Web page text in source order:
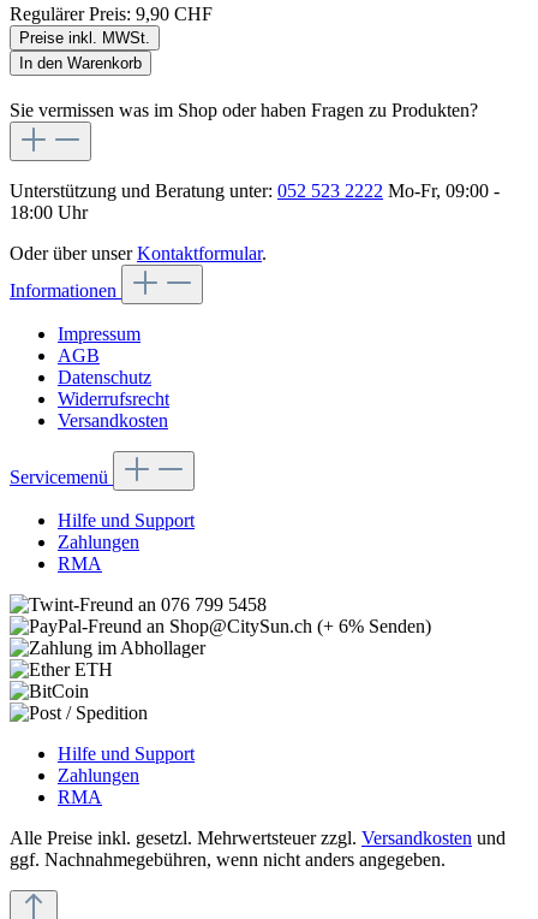
Regulärer Preis: 9,90 CHF
Preise inkl. MWSt.
In den Warenkorb
Sie vermissen was im Shop oder haben Fragen zu Produkten?
Unterstützung und Beratung unter: 052 523 2222 Mo-Fr, 09:00 -
18:00 Uhr
Oder über unserKontaktformular.
Informationen
Impressum
AGB
Datenschutz
Widerrufsrecht
Versandkosten
Servicemenü
Hilfe und Support
Zahlungen
RMA
Hilfe und Support
Zahlungen
RMA
Alle Preise inkl. gesetzl. Mehrwertsteuer zzgl. Versandkosten und
ggf. Nachnahmegebühren, wenn nicht anders angegeben.